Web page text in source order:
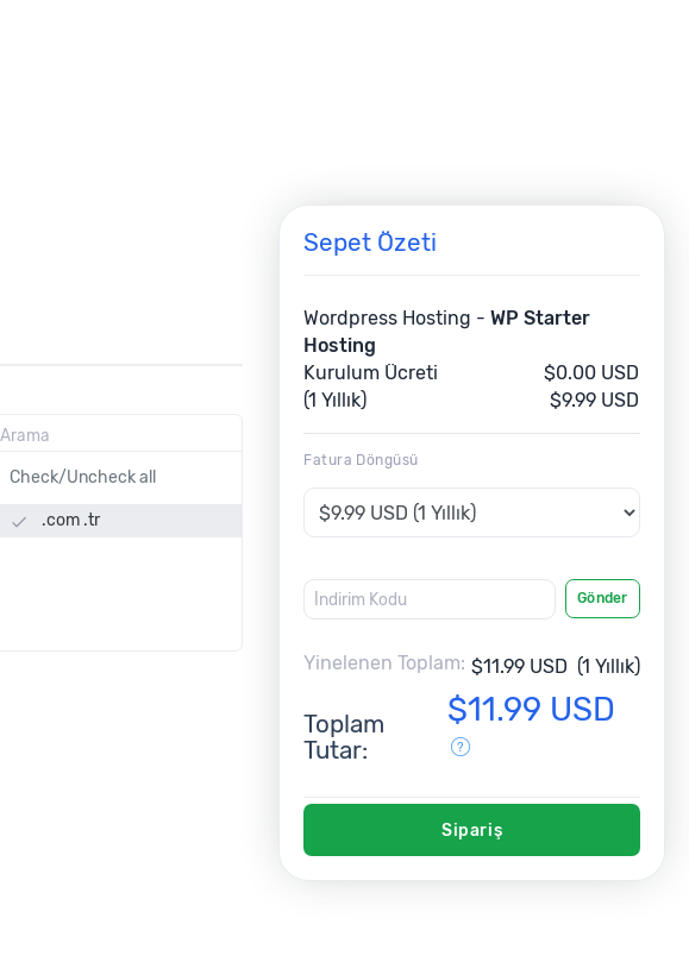
Check/Uncheck all
done .com .tr
Sepet Özeti
Wordpress Hosting -WP Starter
Hosting
Kurulum Ücreti
$0.00 USD
(1 Yıllık)
$9.99 USD
Fatura Döngüsü
Gönder
Yinelenen Toplam: $11.99 USD (1 Yıllık)
Toplam
Tutar:
$11.99 USD
Sipariş